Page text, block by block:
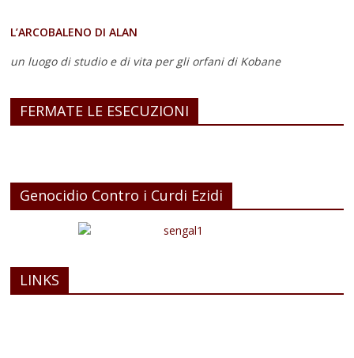
L’ARCOBALENO DI ALAN
un luogo di studio e di vita per gli orfani di Kobane
FERMATE LE ESECUZIONI
Genocidio Contro i Curdi Ezidi
LINKS